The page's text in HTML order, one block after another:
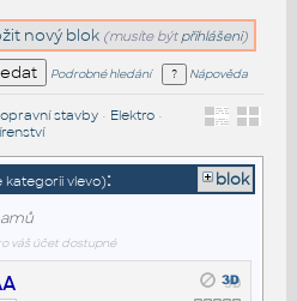
nový blok (musíte být přihlášeni)
Podrobné hledání Nápověda
stavby• Elektro•
kategorii vlevo): blok
váš účet dostupné